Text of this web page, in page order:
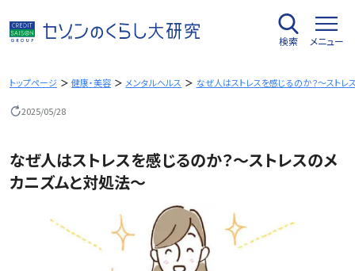
容
を
キ
検索 メニュー
トップページ 健康・美容 メンタルヘルス なぜ人はストレスを感じるのか？～ストレ
2025/05/28
なぜ人はストレスを感じるのか？～ストレスのメ
カニズムと対処法～